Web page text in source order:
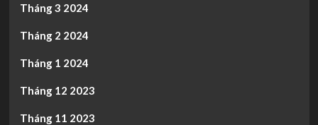
Tháng 3 2024
Tháng 2 2024
Tháng 1 2024
Tháng 12 2023
Tháng 11 2023